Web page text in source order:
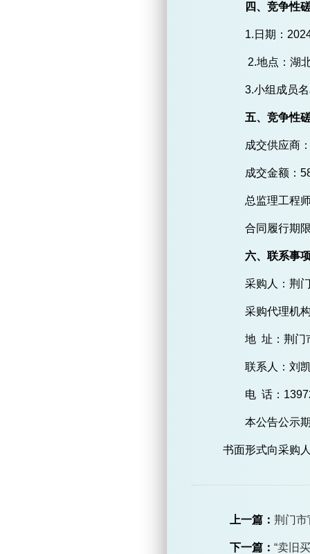
四、竞争性
1.日期：
2.地点：湖
3.小组成员
五、竞争性
成交供应商
成交金额：
总监理工程
合同履行期
六、联系事
采购人：荆
采购代理机
地 址：荆门
联系人：刘
电 话：
本公告公示
书面形式向采购
上一篇： 荆门市
下一篇： “卖旧